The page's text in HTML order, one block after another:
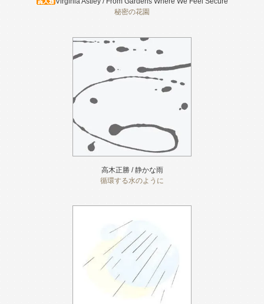
秘密の花園
高木正勝 / 静かな雨
循環する水のように